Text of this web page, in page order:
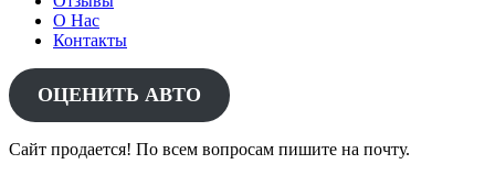
О Нас
Контакты
ОЦЕНИТЬ АВТО
Сайт продается! По всем вопросам пишите на почту.